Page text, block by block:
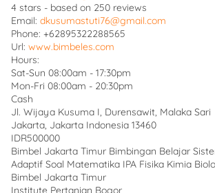
4 stars - based on 250 reviews
Email: dkusumastuti76@gmail.com
Phone: +62895322288565
Url: www.bimbeles.com
Hours:
Sat-Sun 08:00am - 17:30pm
Mon-Fri 08:00am - 20:30pm
Cash
Jl. Wijaya Kusuma I, Durensawit, Malaka Sari
Jakarta, Jakarta Indonesia 13460
IDR500000
Bimbel Jakarta Timur Bimbingan Belajar
Adaptif Soal Matematika IPA Fisika Kimia
Bimbel Jakarta Timur
Institute Pertanian Bogor